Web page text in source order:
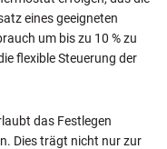
eines geeigneten
um bis zu 10 % zu
flexible Steuerung der
das Festlegen
Dies trägt nicht nur zur